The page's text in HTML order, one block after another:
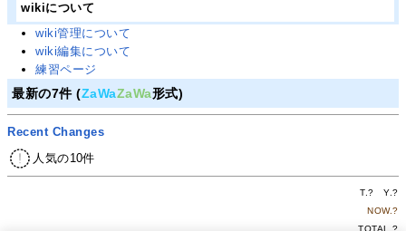
wikiについて
wiki管理について
wiki編集について
練習ページ
最新の7件 (ZaWaZaWa形式)
Recent Changes
人気の10件
T.? Y.?
NOW.?
TOTAL.?